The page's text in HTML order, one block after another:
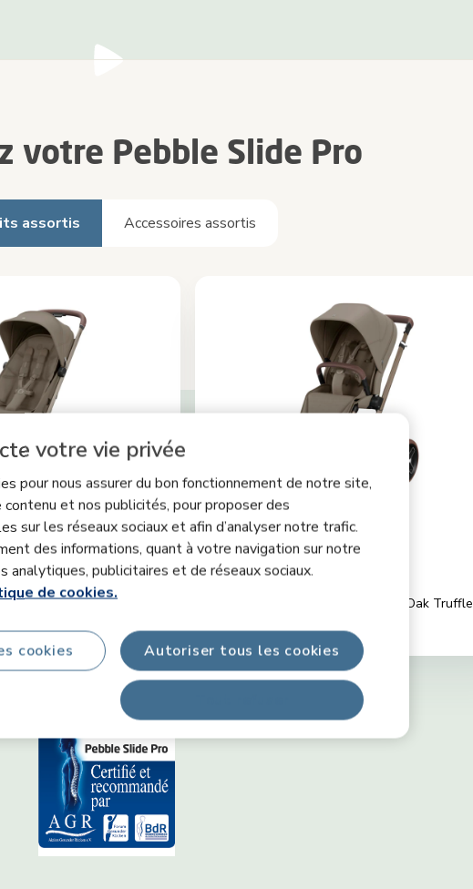
votre vie privée
pour nous assurer du bon fonctionnement de notre site,
et nos publicités, pour proposer des
sur les réseaux sociaux et afin d’analyser notre trafic.
des informations, quant à votre navigation sur notre
analytiques, publicitaires et de réseaux sociaux.
de cookies.
Autoriser tous les cookies
cookies
votre Pebble Slide Pro
assortis Accessoires assortis
(45)
Oak Truffle
Fame
Oak Truffle